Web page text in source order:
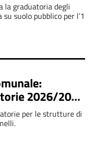
la graduatoria degli
suolo pubblico per l’1
2026/2027
per le strutture di